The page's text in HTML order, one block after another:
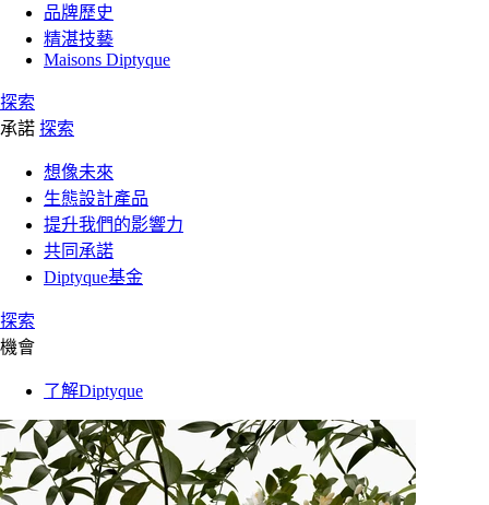
品牌歷史
精湛技藝
Maisons Diptyque
探索
承諾 探索
想像未來
生態設計產品
提升我們的影響力
共同承諾
Diptyque基金
探索
機會
了解Diptyque